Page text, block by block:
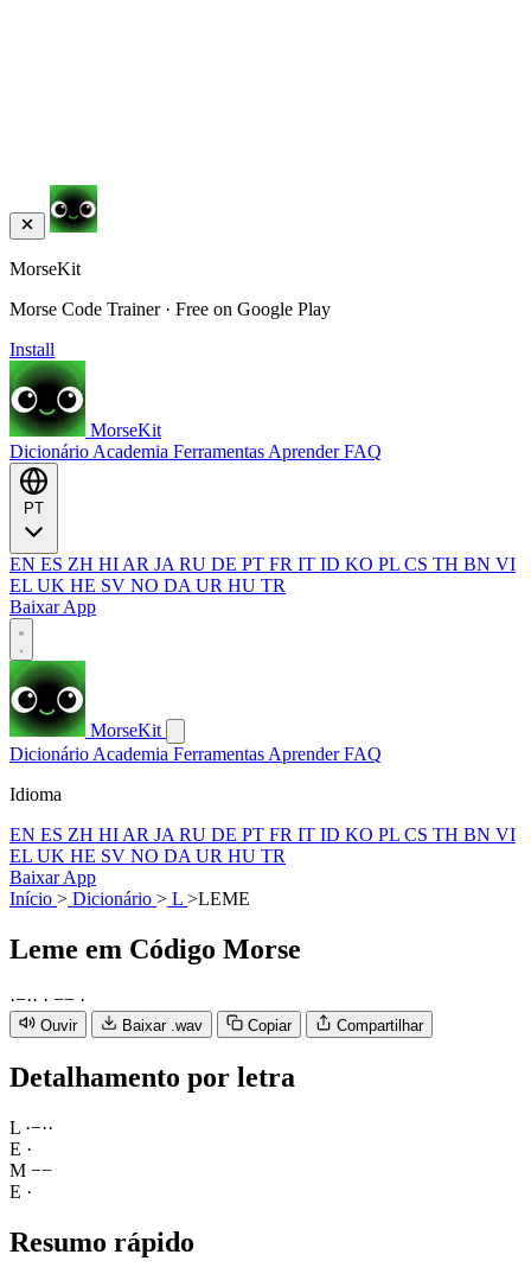
MorseKit
Morse Code Trainer · Free on Google Play
Install
MorseKit
Dicionário Academia Ferramentas AprenderFAQ
EN ES ZH HI AR JA RU DE PT FR IT ID KO PL CS TH BN VI
EL UK HE SV NO DA UR HU TR
Baixar App
MorseKit
Dicionário Academia Ferramentas AprenderFAQ
Idioma
EN ES ZH HI AR JA RU DE PT FR IT ID KO PL CS TH BN VI
EL UK HE SV NO DA UR HU TR
Baixar App
Início > Dicionário > L >LEME
Leme em Código Morse
·−·· · −− ·
Ouvir Baixar .wav Copiar Compartilhar
Detalhamento por letra
L ·−··
E ·
M −−
E ·
Resumo rápido